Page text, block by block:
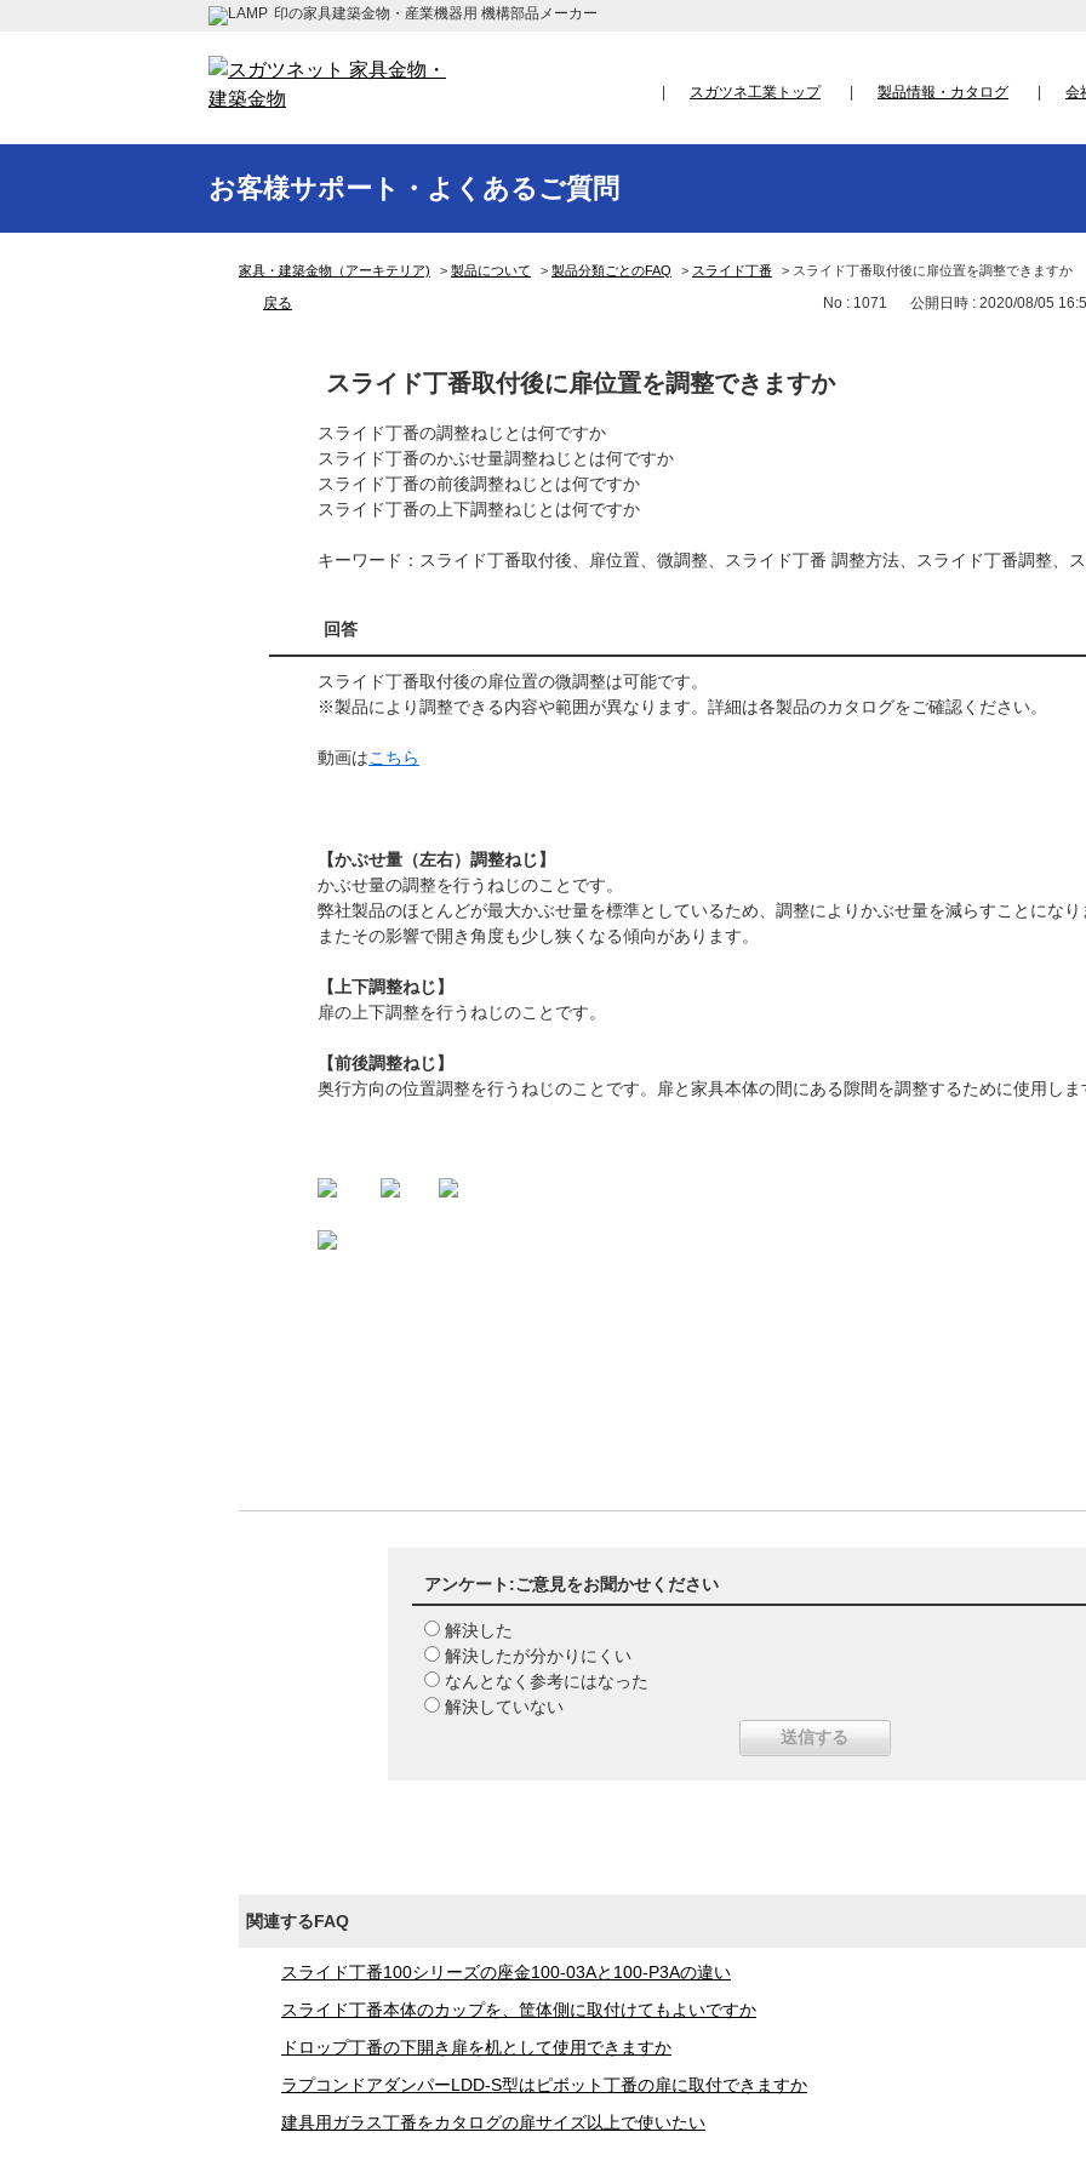
印の家具建築金物・産業機器用 機構部品メーカー
スガツネ工業トップ 製品情報・カタログ 会
お客様サポート・よくあるご質問
家具・建築金物（アーキテリア) > 製品について > 製品分類ごとのFAQ > スライド丁番 > スライド丁番取付後に扉位置を調整できますか
戻る No : 1071 公開日時 : 2020/08/05
スライド丁番取付後に扉位置を調整できますか
スライド丁番の調整ねじとは何ですか
スライド丁番のかぶせ量調整ねじとは何ですか
スライド丁番の前後調整ねじとは何ですか
スライド丁番の上下調整ねじとは何ですか
キーワード：スライド丁番取付後、扉位置、微調整、スライド丁番 調整方法、スライド丁番調整、
回答
スライド丁番取付後の扉位置の微調整は可能です。
※製品により調整できる内容や範囲が異なります。詳細は各製品のカタログをご確認ください。
動画はこちら
【かぶせ量（左右）調整ねじ】
かぶせ量の調整を行うねじのことです。
弊社製品のほとんどが最大かぶせ量を標準としているため、調整によりかぶせ量を減らすことにな
またその影響で開き角度も少し狭くなる傾向があります。
【上下調整ねじ】
扉の上下調整を行うねじのことです。
【前後調整ねじ】
奥行方向の位置調整を行うねじのことです。扉と家具本体の間にある隙間を調整するために使用し
アンケート:ご意見をお聞かせください
解決した
解決したが分かりにくい
なんとなく参考にはなった
解決していない
関連するFAQ
スライド丁番100シリーズの座金100-03Aと100-P3Aの違い
スライド丁番本体のカップを、筐体側に取付けてもよいですか
ドロップ丁番の下開き扉を机として使用できますか
ラプコンドアダンパーLDD-S型はピボット丁番の扉に取付できますか
建具用ガラス丁番をカタログの扉サイズ以上で使いたい